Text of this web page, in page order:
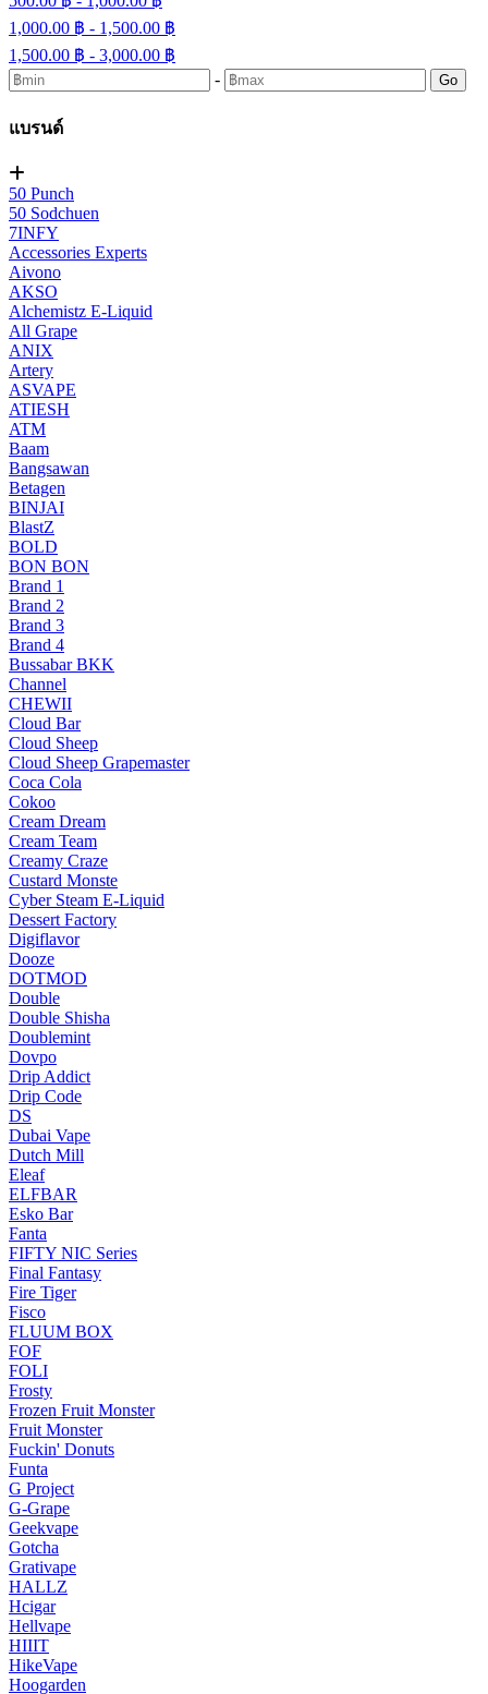
1,000.00 ฿ - 1,500.00 ฿
1,500.00 ฿ - 3,000.00 ฿
-
Go
แบรนด์
50 Punch
50 Sodchuen
7INFY
Accessories Experts
Aivono
AKSO
Alchemistz E-Liquid
All Grape
ANIX
Artery
ASVAPE
ATIESH
ATM
Baam
Bangsawan
Betagen
BINJAI
BlastZ
BOLD
BON BON
Brand 1
Brand 2
Brand 3
Brand 4
Bussabar BKK
Channel
CHEWII
Cloud Bar
Cloud Sheep
Cloud Sheep Grapemaster
Coca Cola
Cokoo
Cream Dream
Cream Team
Creamy Craze
Custard Monste
Cyber Steam E-Liquid
Dessert Factory
Digiflavor
Dooze
DOTMOD
Double
Double Shisha
Doublemint
Dovpo
Drip Addict
Drip Code
DS
Dubai Vape
Dutch Mill
Eleaf
ELFBAR
Esko Bar
Fanta
FIFTY NIC Series
Final Fantasy
Fire Tiger
Fisco
FLUUM BOX
FOF
FOLI
Frosty
Frozen Fruit Monster
Fruit Monster
Fuckin' Donuts
Funta
G Project
G-Grape
Geekvape
Gotcha
Grativape
HALLZ
Hcigar
Hellvape
HIIIT
HikeVape
Hoogarden